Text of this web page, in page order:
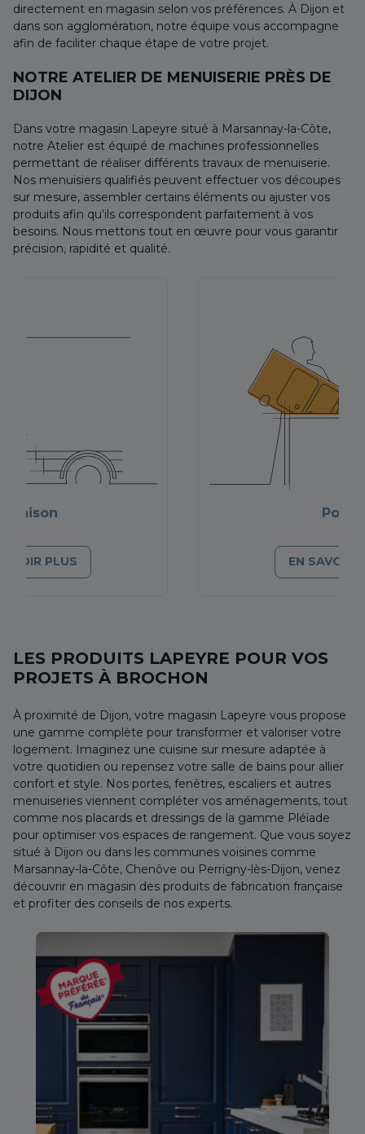
directement en magasin selon vos préférences. À Dijon et
dans son agglomération, notre équipe vous accompagne
afin de faciliter chaque étape de votre projet.
NOTRE ATELIER DE MENUISERIE PRÈS DE
DIJON
Dans votre magasin Lapeyre situé à Marsannay-la-Côte,
notre Atelier est équipé de machines professionnelles
permettant de réaliser différents travaux de menuiserie.
Nos menuisiers qualifiés peuvent effectuer vos découpes
sur mesure, assembler certains éléments ou ajuster vos
produits afin qu’ils correspondent parfaitement à vos
besoins. Nous mettons tout en œuvre pour vous garantir
précision, rapidité et qualité.
PLUS
Pose
EN SAVOIR
LES PRODUITS LAPEYRE POUR VOS
PROJETS À BROCHON
À proximité de Dijon, votre magasin Lapeyre vous propose
une gamme complète pour transformer et valoriser votre
logement. Imaginez une cuisine sur mesure adaptée à
votre quotidien ou repensez votre salle de bains pour allier
confort et style. Nos portes, fenêtres, escaliers et autres
menuiseries viennent compléter vos aménagements, tout
comme nos placards et dressings de la gamme Pléïade
pour optimiser vos espaces de rangement. Que vous soyez
situé à Dijon ou dans les communes voisines comme
Marsannay-la-Côte, Chenôve ou Perrigny-lès-Dijon, venez
découvrir en magasin des produits de fabrication française
et profiter des conseils de nos experts.